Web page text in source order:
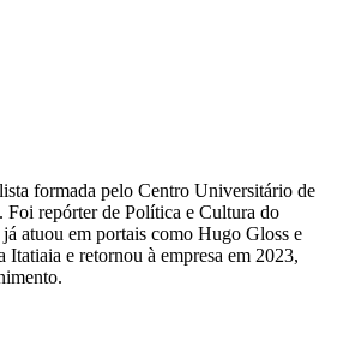
formada pelo Centro Universitário de
repórter de Política e Cultura do
atuou em portais como Hugo Gloss e
Itatiaia e retornou à empresa em 2023,